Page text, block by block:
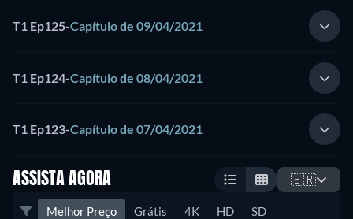
T1 Ep125-Capítulo de 09/04/2021
T1 Ep124-Capítulo de 08/04/2021
T1 Ep123-Capítulo de 07/04/2021
ASSISTA AGORA 🇧🇷
Melhor Preço Grátis 4K HD SD